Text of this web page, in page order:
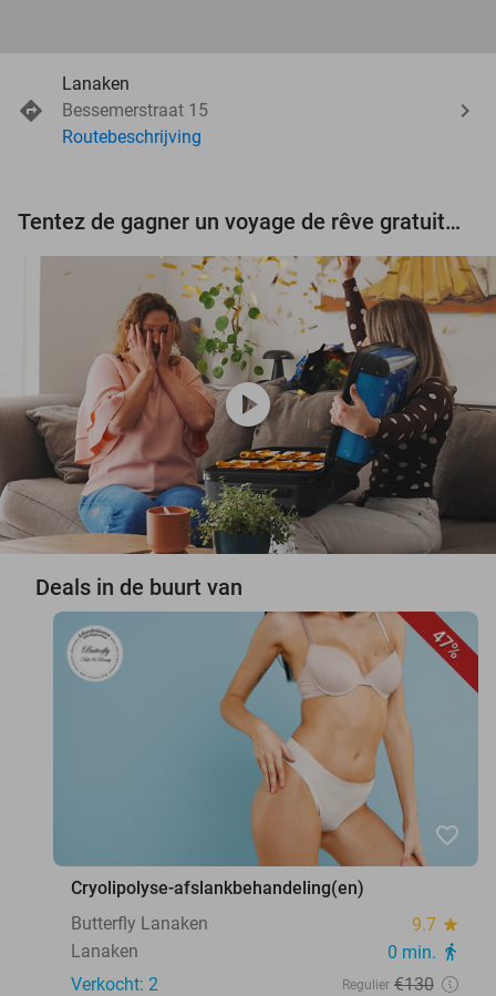
Lanaken
Bessemerstraat 15
Routebeschrijving
Tentez de gagner un voyage de rêve gratuit d'une valeur de 3.000 € !
play_circle
Deals in de buurt van
47%
favorite_border
Cryolipolyse-afslankbehandeling(en)
Butterfly Lanaken
9.7 star
Lanaken 0 min. directions_walk
Verkocht: 2 Regulier €130